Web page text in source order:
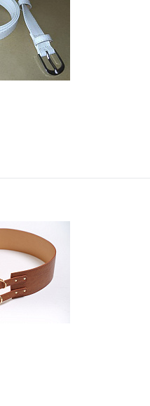
Недоступно
В наличии